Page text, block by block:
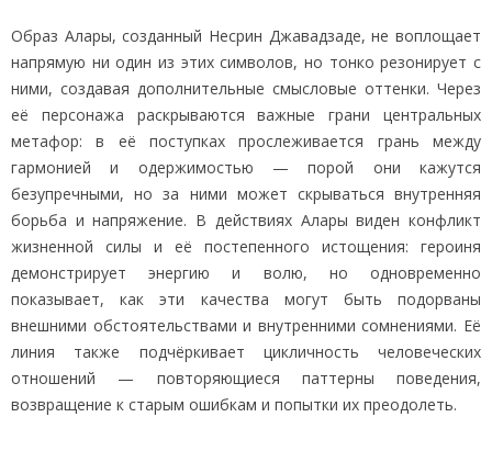
Образ Алары, созданный Несрин Джавадзаде, не воплощает
напрямую ни один из этих символов, но тонко резонирует с
ними, создавая дополнительные смысловые оттенки. Через
её персонажа раскрываются важные грани центральных
метафор: в её поступках прослеживается грань между
гармонией и одержимостью — порой они кажутся
безупречными, но за ними может скрываться внутренняя
борьба и напряжение. В действиях Алары виден конфликт
жизненной силы и её постепенного истощения: героиня
демонстрирует энергию и волю, но одновременно
показывает, как эти качества могут быть подорваны
внешними обстоятельствами и внутренними сомнениями. Её
линия также подчёркивает цикличность человеческих
отношений — повторяющиеся паттерны поведения,
возвращение к старым ошибкам и попытки их преодолеть.